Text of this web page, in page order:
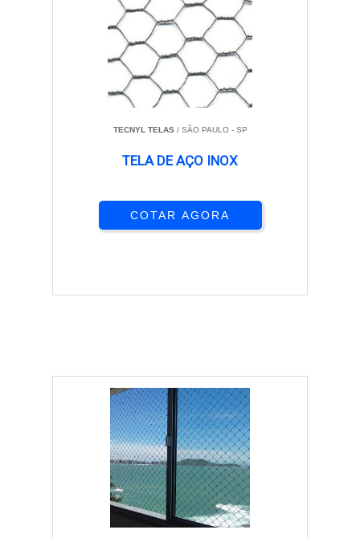
TECNYL TELAS/ SÃO PAULO - SP
TELA DE AÇO INOX
COTAR AGORA